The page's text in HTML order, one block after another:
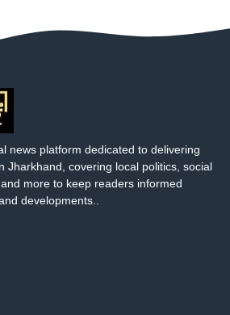
news platform dedicated to delivering
Jharkhand, covering local politics, social
more to keep readers informed
developments..